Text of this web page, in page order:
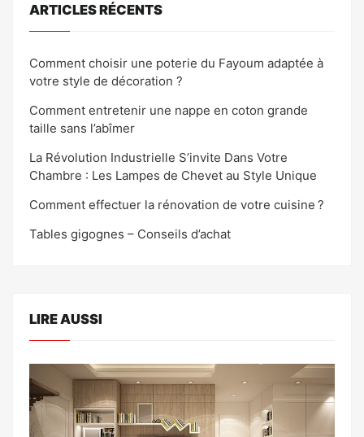
ARTICLES RÉCENTS
Comment choisir une poterie du Fayoum adaptée à
votre style de décoration ?
Comment entretenir une nappe en coton grande
taille sans l’abîmer
La Révolution Industrielle S’invite Dans Votre
Chambre : Les Lampes de Chevet au Style Unique
Comment effectuer la rénovation de votre cuisine ?
Tables gigognes – Conseils d’achat
LIRE AUSSI